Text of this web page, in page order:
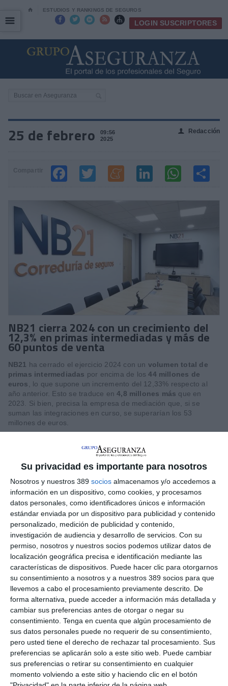
Su privacidad es importante para nosotros
Nosotros y nuestros 389 socios almacenamos y/o accedemos a
información en un dispositivo, como cookies, y procesamos
datos personales, como identificadores únicos e información
estándar enviada por un dispositivo para publicidad y contenido
personalizado, medición de publicidad y contenido,
investigación de audiencia y desarrollo de servicios. Con su
permiso, nosotros y nuestros socios podemos utilizar datos de
localización geográfica precisa e identificación mediante las
características de dispositivos. Puede hacer clic para otorgarnos
su consentimiento a nosotros y a nuestros 389 socios para que
llevemos a cabo el procesamiento previamente descrito. De
forma alternativa, puede acceder a información más detallada y
cambiar sus preferencias antes de otorgar o negar su
consentimiento. Tenga en cuenta que algún procesamiento de
sus datos personales puede no requerir de su consentimiento,
pero usted tiene el derecho de rechazar tal procesamiento. Sus
preferencias se aplicarán solo a este sitio web. Puede cambiar
sus preferencias o retirar su consentimiento en cualquier
momento volviendo a este sitio y haciendo clic en el botón
⌂ ESTUDIOS Y RANKINGS DE SEGUROS
     LOGIN SUSCRIPTORES
☰
☰
25 de febrero
09:56
2025
👤 Redacción
NB21 cierra 2024 con un crecimiento del
12,3% en primas intermediadas y más de
60 puntos de venta
NB21 ha cerrado el ejercicio 2024 con un volumen total de
primas intermediadas por encima de los44 millones de
euros
, lo que supone un incremento del 12,33% respecto al
año anterior. Esto se traduce en4,8 millones más que en
2023. Si bien, precisa la empresa de mediación que, si se
suman las integraciones en curso, se superarían los 53
millones de euros.
crecimiento (+14,1%), por delante deDiversos
(+10,1%). Explica NB21 que detrás de esta evolución está
"una estrategia de expansión bien definida, el fortalecimiento
de la red comercial y la apuesta por soluciones innovadoras".
En los últimos meses, NB21 ha seguido ampliando su
presencia a nivel nacional. Ya cuenta conmás de 60 puntos
de venta,de los cuales 34 se encuentran en Galicia.
"Los resultados de 2024 reflejan el éxito de nuestra estrategia
de crecimiento y consolidación. Hemos fortalecido nuestra
posición en el mercado de la distribución, no solo en términos
de volumen de primas, sino también en la calidad del servicio
que ofrecemos a clientes y asociados. La integración de
nuevas corredurías y la expansión de nuestra red comercial
han sido claves en este crecimiento. Nuestro objetivo es seguir
apostando por la digitalización, la innovación y la cercanía con
nuestros clientes para continuar en esta senda de éxito", ha
señaladoJosé Manuel Piñeiro, CEO de NB21.
Por su parte,
Juan Carlos Iglesias, director general de
NB21 , ha declarado: "Este crecimiento es fruto del esfuerzo y
compromiso de todo el equipo de NB21. Hemos logrado
mejorar nuestra oferta de productos y servicios, adaptándonos
a las necesidades del mercado y anticipándonos a las